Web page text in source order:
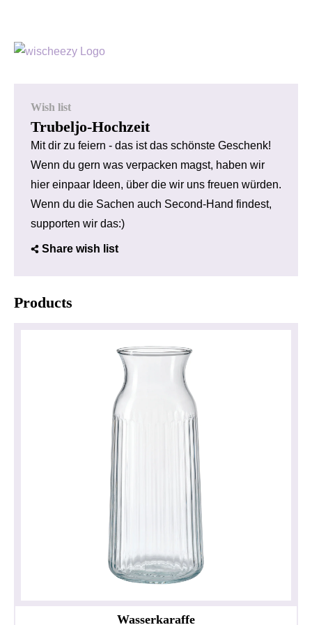
Wish list
Trubeljo-Hochzeit
Mit dir zu feiern - das ist das schönste Geschenk!
Wenn du gern was verpacken magst, haben wir
hier einpaar Ideen, über die wir uns freuen würden.
Wenn du die Sachen auch Second-Hand findest,
supporten wir das:)
Share wish list
Products
Wasserkaraffe